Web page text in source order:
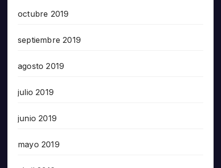
octubre 2019
septiembre 2019
agosto 2019
julio 2019
junio 2019
mayo 2019